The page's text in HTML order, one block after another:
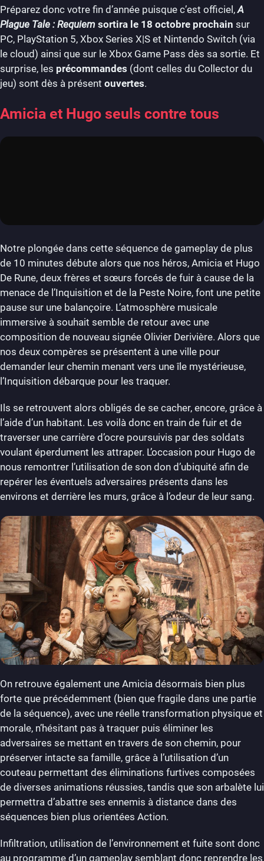
Préparez donc votre fin d’année puisque c’est officiel,A
Plague Tale : Requiem sortira le 18 octobre prochain sur
PC, PlayStation 5, Xbox Series X|S et Nintendo Switch (via
le cloud) ainsi que sur le Xbox Game Pass dès sa sortie. Et
surprise, les précommandes (dont celles du Collector du
jeu) sont dès à présent ouvertes.
Amicia et Hugo seuls contre tous
Notre plongée dans cette séquence de gameplay de plus
de 10 minutes débute alors que nos héros, Amicia et Hugo
De Rune, deux frères et sœurs forcés de fuir à cause de la
menace de l’Inquisition et de la Peste Noire, font une petite
pause sur une balançoire. L’atmosphère musicale
immersive à souhait semble de retour avec une
composition de nouveau signée Olivier Derivière. Alors que
nos deux compères se présentent à une ville pour
demander leur chemin menant vers une île mystérieuse,
l’Inquisition débarque pour les traquer.
Ils se retrouvent alors obligés de se cacher, encore, grâce à
l’aide d’un habitant. Les voilà donc en train de fuir et de
traverser une carrière d’ocre poursuivis par des soldats
voulant éperdument les attraper. L’occasion pour Hugo de
nous remontrer l’utilisation de son don d’ubiquité afin de
repérer les éventuels adversaires présents dans les
environs et derrière les murs, grâce à l’odeur de leur sang.
On retrouve également une Amicia désormais bien plus
forte que précédemment (bien que fragile dans une partie
de la séquence), avec une réelle transformation physique et
morale, n’hésitant pas à traquer puis éliminer les
adversaires se mettant en travers de son chemin, pour
préserver intacte sa famille, grâce à l’utilisation d’un
couteau permettant des éliminations furtives composées
de diverses animations réussies, tandis que son arbalète lui
permettra d’abattre ses ennemis à distance dans des
séquences bien plus orientées Action.
Infiltration, utilisation de l’environnement et fuite sont donc
au programme d’un gameplay semblant donc reprendre les